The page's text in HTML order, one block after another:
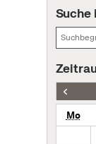
Suche
Mo